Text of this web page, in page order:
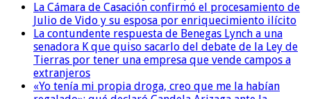
La Cámara de Casación confirmó el procesamiento de
Julio de Vido y su esposa por enriquecimiento ilícito
La contundente respuesta de Benegas Lynch a una
senadora K que quiso sacarlo del debate de la Ley de
Tierras por tener una empresa que vende campos a
extranjeros
«Yo tenía mi propia droga, creo que me la habían